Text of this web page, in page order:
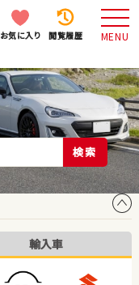
お気に入り 閲覧履歴 MENU
検索
輸入車